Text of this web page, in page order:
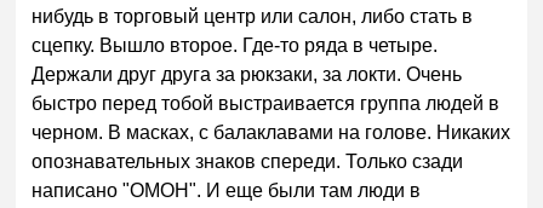
нибудь в торговый центр или салон, либо стать в
сцепку. Вышло второе. Где-то ряда в четыре.
Держали друг друга за рюкзаки, за локти. Очень
быстро перед тобой выстраивается группа людей в
черном. В масках, с балаклавами на голове. Никаких
опознавательных знаков спереди. Только сзади
написано "ОМОН". И еще были там люди в